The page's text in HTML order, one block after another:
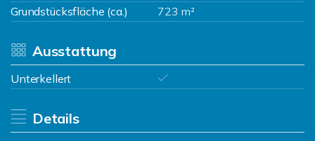
Grundstücksfläche (ca.)
723 m²
Ausstattung
Unterkellert
Details